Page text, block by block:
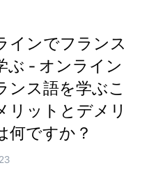
インでフランス
ぶ - オンライン
ンス語を学ぶこ
リットとデメリ
何ですか？